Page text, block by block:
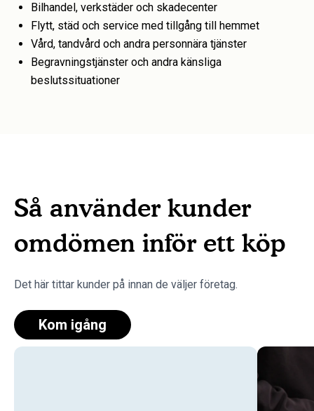
Bilhandel, verkstäder och skadecenter
Flytt, städ och service med tillgång till hemmet
Vård, tandvård och andra personnära tjänster
Begravningstjänster och andra känsliga
beslutssituationer
Så använder kunder
omdömen inför ett köp
Det här tittar kunder på innan de väljer företag.
Kom igång